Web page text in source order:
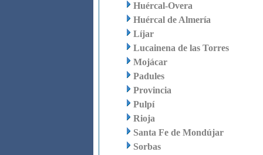
Huércal-Overa
Huércal de Almería
Líjar
Lucainena de las Torres
Mojácar
Padules
Provincia
Pulpí
Rioja
Santa Fe de Mondújar
Sorbas